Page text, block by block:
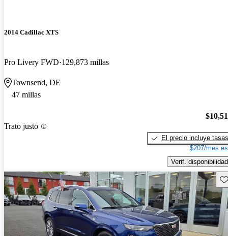
2014 Cadillac XTS
Pro Livery FWD 129,873 millas
Townsend, DE
47 millas
Trato justo
El precio incluye tasas
$207/mes
Verif. disponibilidad